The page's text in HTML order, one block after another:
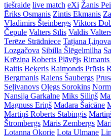
tiešraide live match eXi Žanis
Ēriks Osmanis Zintis Ekmanis
Vladimirs Šteinbergs Viktors
Čepule Valters Sīlis Valdis
Terēze Strādniece Tatjana Ļiņova
Lozgačova Sibilla Šlēgelmilha
Krēziņa Roberts Pļāvējs
Raitis Beķeris Raimonds Prūsis
Bergmanis Raiens Šaubergs
Seļivanovs Oļegs Sorokins
Nansija Garkalne Miks Siliņš
Magnuss Eriņš Madara Šaicāne
Mārtiņš Roberts Stabingis
Štrombergs Māris Zembergs
Lotanna Okorie Lota Ulmane